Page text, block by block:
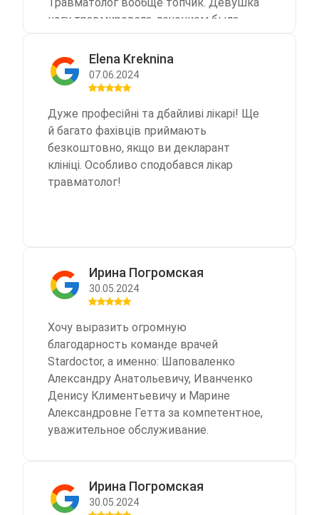
ногу травмировала, лечением была
нравится, больше пока ни к кому не
обращался. Однозначно лучше чем
государственные. Еще и бесплатно, но
заключить. Мне это было не трудно.
Стоял в семерке, вечно от врача к
врачу кидали и очереди в километр.
Чего не сделаешь, ради экономии
Elena Kreknina
07.06.2024
Дуже професійні та дбайливі лікарі! Ще
й багато фахівців приймають
безкоштовно, якщо ви декларант
клініці. Особливо сподобався лікар
травматолог!
Ирина Погромская
30.05.2024
Хочу выразить огромную
благодарность команде врачей
Stardoctor, а именно: Шаповаленко
Александру Анатольевичу, Иванченко
Денису Климентьевичу и Марине
Александровне Гетта за компетентное,
уважительное обслуживание.
Ирина Погромская
30.05.2024